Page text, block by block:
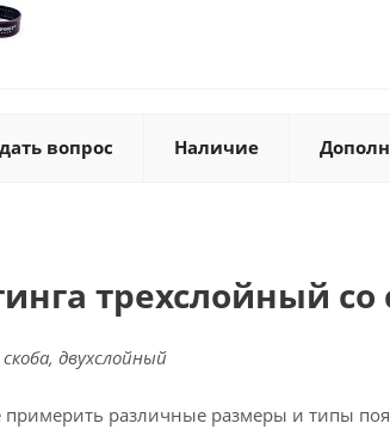
вопрос Наличие
трехслойный
двухслойный
различные размеры и типы